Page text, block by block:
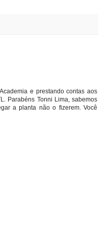
e prestando contas aos
Parabéns Tonni Lima, sabemos
a planta não o fizerem. Você